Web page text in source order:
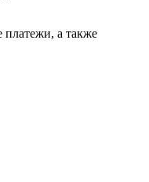
платежи, а также